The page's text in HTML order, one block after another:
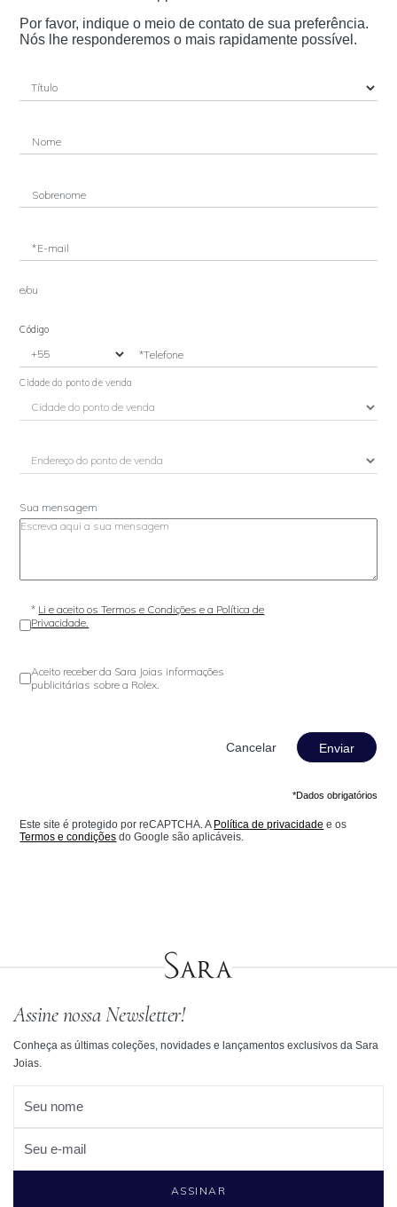
Por favor, indique o meio de contato de sua preferência.
Nós lhe responderemos o mais rapidamente possível.
Nome
Sobrenome
*E-mail
e/ou
Código
*Telefone
Cidade do ponto de venda
Sua mensagem
* Li e aceito os Termos e Condições e a Política de
Privacidade.
Aceito receber da Sara Joias informações
publicitárias sobre a Rolex.
Enviar
*Dados obrigatórios
Este site é protegido por reCAPTCHA. A Política de privacidade e os
Termos e condições do Google são aplicáveis.
Assine nossa Newsletter!
Conheça as últimas coleções, novidades e lançamentos exclusivos da Sara
Joias.
Seu nome
Seu e-mail
ASSINAR